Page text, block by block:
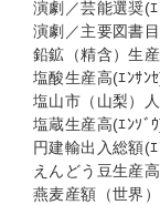
演劇／芸能選奨(
演劇／主要図書
鉛鉱（精含）生
塩酸生産高(ｴﾝｻﾝ
塩山市（山梨）
塩蔵生産高(ｴﾝｿﾞ
円建輸出入総額(
えんどう豆生産
燕麦産額（世界